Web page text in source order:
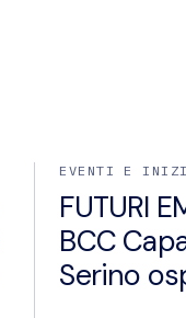
EVENTI E
FUTURI
BCC
Serino